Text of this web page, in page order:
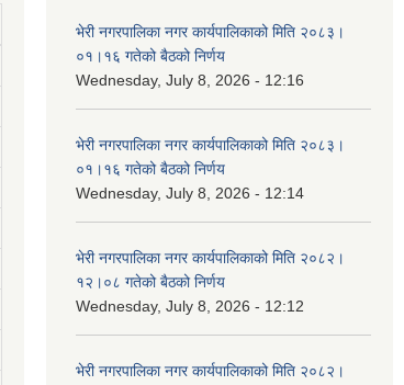
भेरी नगरपालिका नगर कार्यपालिकाको मिति २०८३।
०१।१६ गतेको बैठको निर्णय
Wednesday, July 8, 2026 - 12:16
भेरी नगरपालिका नगर कार्यपालिकाको मिति २०८३।
०१।१६ गतेको बैठको निर्णय
Wednesday, July 8, 2026 - 12:14
भेरी नगरपालिका नगर कार्यपालिकाको मिति २०८२।
१२।०८ गतेको बैठको निर्णय
Wednesday, July 8, 2026 - 12:12
भेरी नगरपालिका नगर कार्यपालिकाको मिति २०८२।